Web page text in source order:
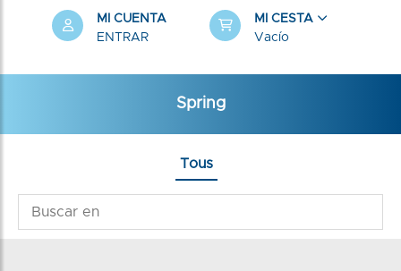
MI CUENTA
ENTRAR
MI CESTA
Vacío
Spring
Tous